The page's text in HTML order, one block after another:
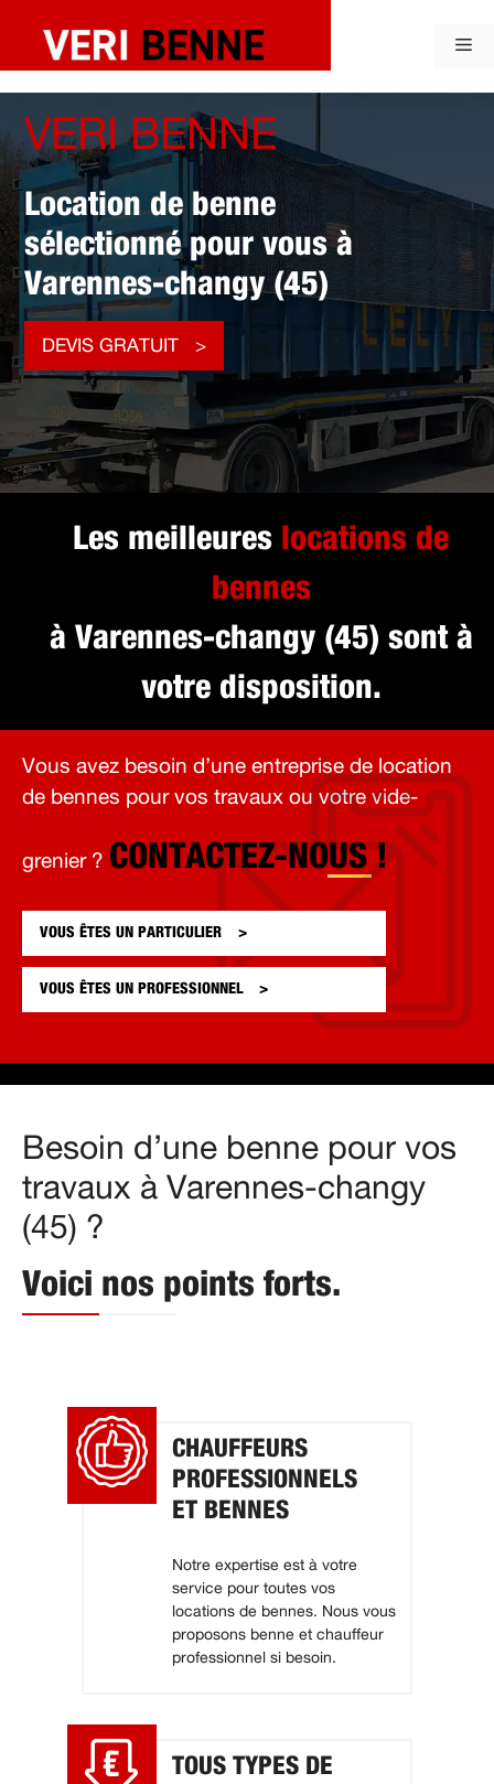
contenu
VERI BENNE
Location de benne
sélectionné pour vous à
Varennes-changy (45)
DEVIS GRATUIT
Les meilleures locations de
bennes
à Varennes-changy (45) sont à
votre disposition.
Vous avez besoin d’une entreprise de location
de bennes pour vos travaux ou votre vide-
grenier ? CONTACTEZ-NOUS !
VOUS ÊTES UN PARTICULIER
VOUS ÊTES UN PROFESSIONNEL
Besoin d’une benne pour vos
travaux à Varennes-changy
(45) ?
Voici nos points forts.
CHAUFFEURS
PROFESSIONNELS
ET BENNES
Notre expertise est à votre
service pour toutes vos
locations de bennes. Nous vous
proposons benne et chauffeur
professionnel si besoin.
TOUS TYPES DE